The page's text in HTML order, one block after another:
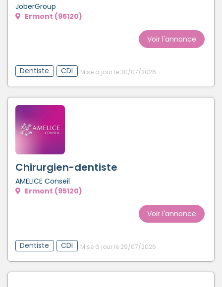
JoberGroup
Ermont (95120)
Voir l'annonce
Dentiste CDI Mise à jour le 30/07/2026
Chirurgien-dentiste
AMELICE Conseil
Ermont (95120)
Voir l'annonce
Dentiste CDI Mise à jour le 29/07/2026